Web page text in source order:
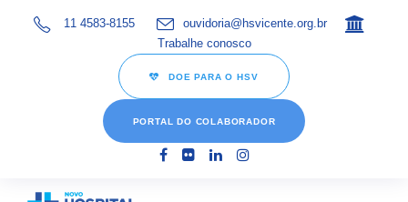
11 4583-8155
ouvidoria@hsvicente.org.br
Trabalhe conosco
DOE PARA O HSV
PORTAL DO COLABORADOR